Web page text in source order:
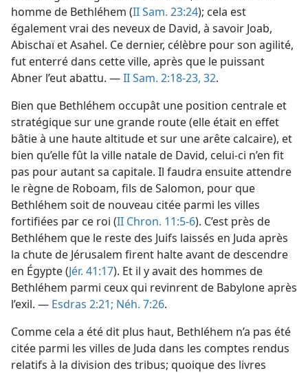
homme de Bethléhem (II Sam. 23:24); cela est
également vrai des neveux de David, à savoir Joab,
Abischaï et Asahel. Ce dernier, célèbre pour son agilité,
fut enterré dans cette ville, après que le puissant
Abner l’eut abattu. —II Sam. 2:18-23, 32.
Bien que Bethléhem occupât une position centrale et
stratégique sur une grande route (elle était en effet
bâtie à une haute altitude et sur une arête calcaire), et
bien qu’elle fût la ville natale de David, celui-ci n’en fit
pas pour autant sa capitale. Il faudra ensuite attendre
le règne de Roboam, fils de Salomon, pour que
Bethléhem soit de nouveau citée parmi les villes
fortifiées par ce roi (II Chron. 11:5-6). C’est près de
Bethléhem que le reste des Juifs laissés en Juda après
la chute de Jérusalem firent halte avant de descendre
en Égypte (Jér. 41:17). Et il y avait des hommes de
Bethléhem parmi ceux qui revinrent de Babylone après
l’exil. — Esdras 2:21; Néh. 7:26.
Comme cela a été dit plus haut, Bethléhem n’a pas été
citée parmi les villes de Juda dans les comptes rendus
relatifs à la division des tribus; quoique des livres